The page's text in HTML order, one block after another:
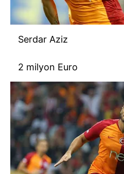
6698 sayılı Kişisel Verilerin
hazırlanmış Aydınlatma
almak için lütfen
Serdar Aziz
2 milyon Euro